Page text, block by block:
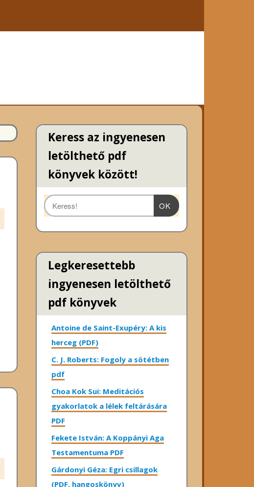
Keress az ingyenesen
letölthető pdf
könyvek között!
OK
Legkeresettebb
ingyenesen letölthető
pdf könyvek
Antoine de Saint-Exupéry: A kis
herceg (PDF)
C. J. Roberts: Fogoly a sötétben
pdf
Choa Kok Sui: Meditációs
gyakorlatok a lélek feltárására
PDF
Fekete István: A Koppányi Aga
Testamentuma PDF
Gárdonyi Géza: Egri csillagok
(PDF, hangoskönyv)